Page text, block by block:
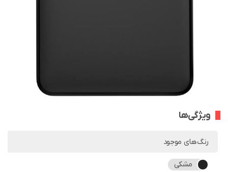
ویژگی‌ها
رنگ‌های موجود
مشکی